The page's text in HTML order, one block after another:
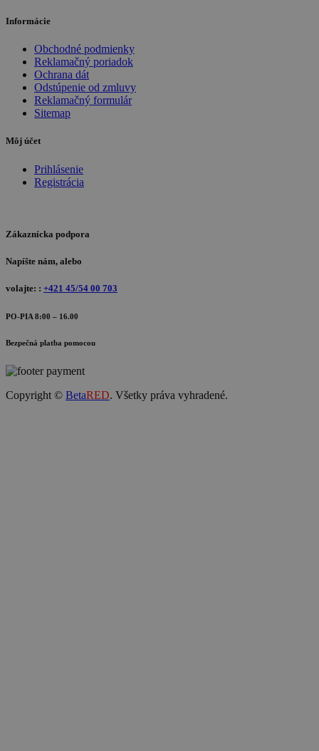
Informácie
Obchodné podmienky
Reklamačný poriadok
Ochrana dát
Odstúpenie od zmluvy
Reklamačný formulár
Sitemap
Môj účet
Prihlásenie
Registrácia
Zákaznícka podpora
Napíšte nám, alebo
volajte: : +421 45/54 00 703
PO-PIA 8:00 – 16.00
Bezpečná platba pomocou
Copyright © BetaRED. Všetky práva vyhradené.